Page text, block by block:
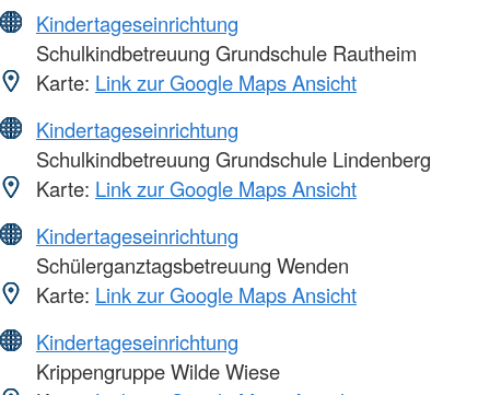
Kindertageseinrichtung
Schulkindbetreuung Grundschule Rautheim
Karte: Link zur Google Maps Ansicht
Kindertageseinrichtung
Schulkindbetreuung Grundschule Lindenberg
Karte: Link zur Google Maps Ansicht
Kindertageseinrichtung
Schülerganztagsbetreuung Wenden
Karte: Link zur Google Maps Ansicht
Kindertageseinrichtung
Krippengruppe Wilde Wiese